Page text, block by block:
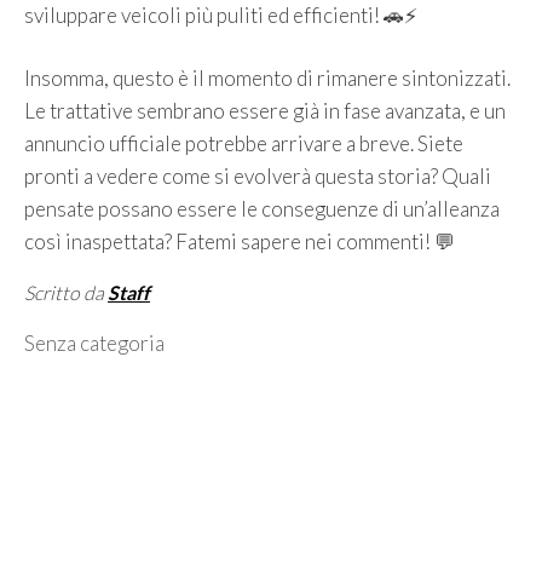
sviluppare veicoli più puliti ed efficienti! 🚗⚡️
Insomma, questo è il momento di rimanere sintonizzati.
Le trattative sembrano essere già in fase avanzata, e un
annuncio ufficiale potrebbe arrivare a breve. Siete
pronti a vedere come si evolverà questa storia? Quali
pensate possano essere le conseguenze di un’alleanza
così inaspettata? Fatemi sapere nei commenti! 💬
Scritto daStaff
Categorie
Senza categoria